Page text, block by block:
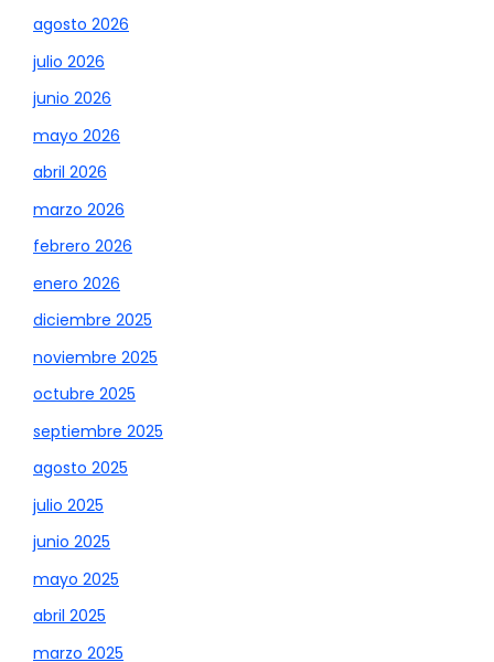
agosto 2026
julio 2026
junio 2026
mayo 2026
abril 2026
marzo 2026
febrero 2026
enero 2026
diciembre 2025
noviembre 2025
octubre 2025
septiembre 2025
agosto 2025
julio 2025
junio 2025
mayo 2025
abril 2025
marzo 2025